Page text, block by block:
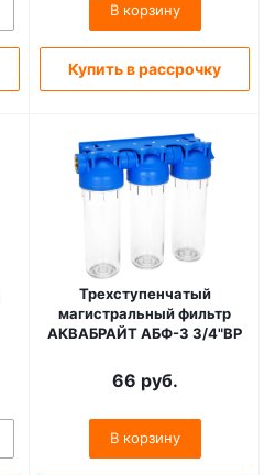
В корзину
Купить в рассрочку
Трехступенчатый
магистральный фильтр
АКВАБРАЙТ АБФ-3 3/4"ВР
66 руб.
В корзину